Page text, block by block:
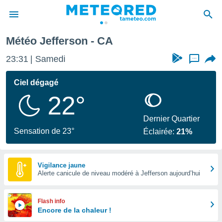
de
Météo Jefferson - CA
23:31 Samedi ...
Ciel dégagé
22°
Sensation de 23°
Dernier Quartier
Éclairée:21%
Vigilance jaune
Alerte canicule de niveau modéré à Jefferson aujourd’hui
Flash info
Encore de la chaleur !